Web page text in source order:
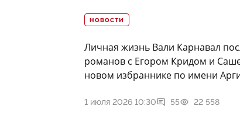
НОВОСТИ
Личная жизнь Вали Карнавал
романов с Егором Кридом и
новом избраннике по имени
1 июля 2026 10:30 55 22 558